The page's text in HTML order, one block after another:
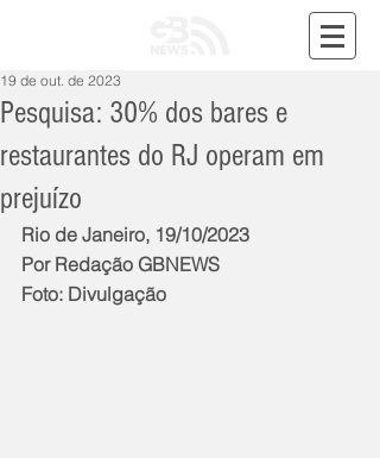
Pesquisa: 30% dos bares e
restaurantes do RJ operam em
prejuízo
19 de out. de 2023
Rio de Janeiro, 19/10/2023
Por Redação GBNEWS
Foto: Divulgação